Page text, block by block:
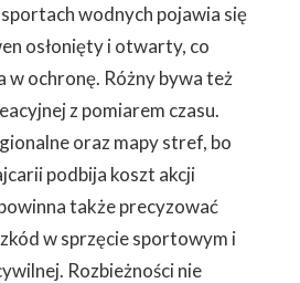
wodnych pojawia się
osłonięty i otwarty, co
w ochronę. Różny bywa też
z pomiarem czasu.
oraz mapy stref, bo
podbija koszt akcji
także precyzować
w sprzęcie sportowym i
Rozbieżności nie